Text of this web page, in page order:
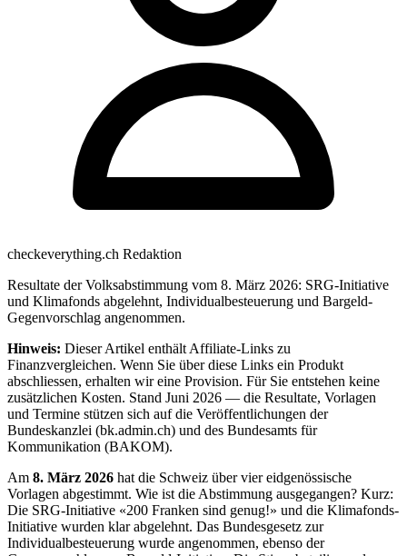
checkeverything.ch Redaktion
Resultate der Volksabstimmung vom 8. März 2026: SRG-Initiative
und Klimafonds abgelehnt, Individualbesteuerung und Bargeld-
Gegenvorschlag angenommen.
Hinweis: Dieser Artikel enthält Affiliate-Links zu
Finanzvergleichen. Wenn Sie über diese Links ein Produkt
abschliessen, erhalten wir eine Provision. Für Sie entstehen keine
zusätzlichen Kosten. Stand Juni 2026 — die Resultate, Vorlagen
und Termine stützen sich auf die Veröffentlichungen der
Bundeskanzlei (bk.admin.ch) und des Bundesamts für
Kommunikation (BAKOM).
Am 8. März 2026 hat die Schweiz über vier eidgenössische
Vorlagen abgestimmt. Wie ist die Abstimmung ausgegangen? Kurz:
Die SRG-Initiative «200 Franken sind genug!» und die Klimafonds-
Initiative wurden klar abgelehnt. Das Bundesgesetz zur
Individualbesteuerung wurde angenommen, ebenso der